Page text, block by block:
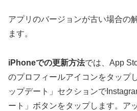
アプリのバージョンが古い場合の
ます。
iPhoneでの更新方法では、App
のプロフィールアイコンをタップ
ップデート」セクションで
ート」ボタンをタップします。ア